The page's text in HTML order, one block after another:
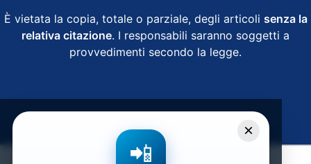
È vietata la copia, totale o parziale, degli articoli senza la
relativa citazione. I responsabili saranno soggetti a
provvedimenti secondo la legge.
×
📲